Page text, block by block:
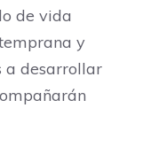
de vida
y
a desarrollar